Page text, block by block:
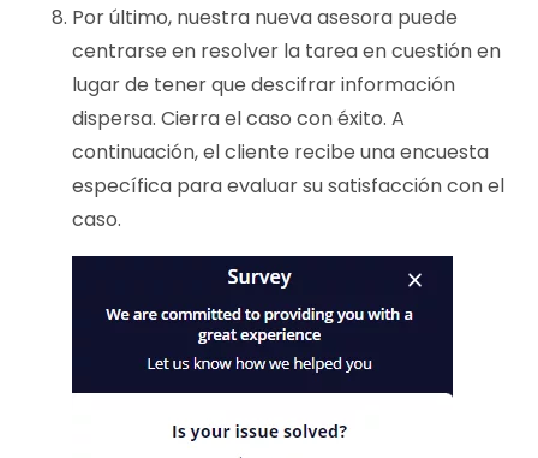
Por último, nuestra nueva asesora puede
centrarse en resolver la tarea en cuestión en
lugar de tener que descifrar información
dispersa. Cierra el caso con éxito. A
continuación, el cliente recibe una encuesta
específica para evaluar su satisfacción con el
caso.